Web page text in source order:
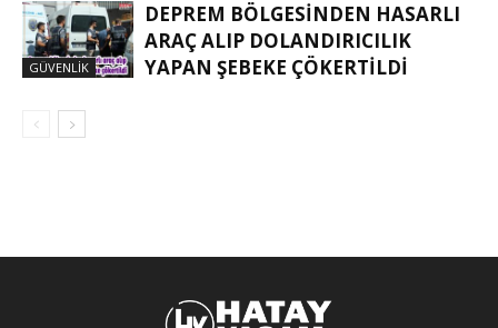
GÜVENLIK
DEPREM BÖLGESINDEN HASARLI
ARAÇ ALIP DOLANDIRICILIK
YAPAN ŞEBEKE ÇÖKERTILDI